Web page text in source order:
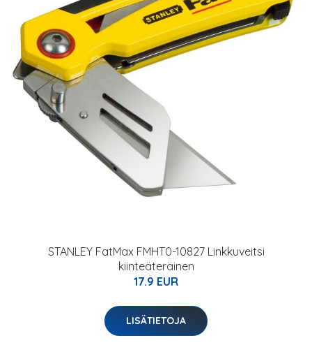
STANLEY FatMax FMHT0-10827 Linkkuveitsi
kiinteäteräinen
17.9 EUR
LISÄTIETOJA